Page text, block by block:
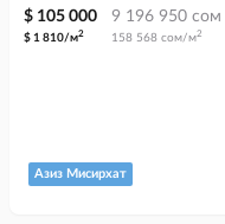
$ 105 000 9 196 950 сом
$ 1 810/м2 158 568 сом/м2
Азиз Мисирхат